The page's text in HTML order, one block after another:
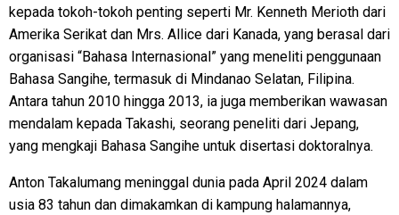
kepada tokoh-tokoh penting seperti Mr. Kenneth Merioth dari
Amerika Serikat dan Mrs. Allice dari Kanada, yang berasal dari
organisasi “Bahasa Internasional” yang meneliti penggunaan
Bahasa Sangihe, termasuk di Mindanao Selatan, Filipina.
Antara tahun 2010 hingga 2013, ia juga memberikan wawasan
mendalam kepada Takashi, seorang peneliti dari Jepang,
yang mengkaji Bahasa Sangihe untuk disertasi doktoralnya.
Anton Takalumang meninggal dunia pada April 2024 dalam
usia 83 tahun dan dimakamkan di kampung halamannya,